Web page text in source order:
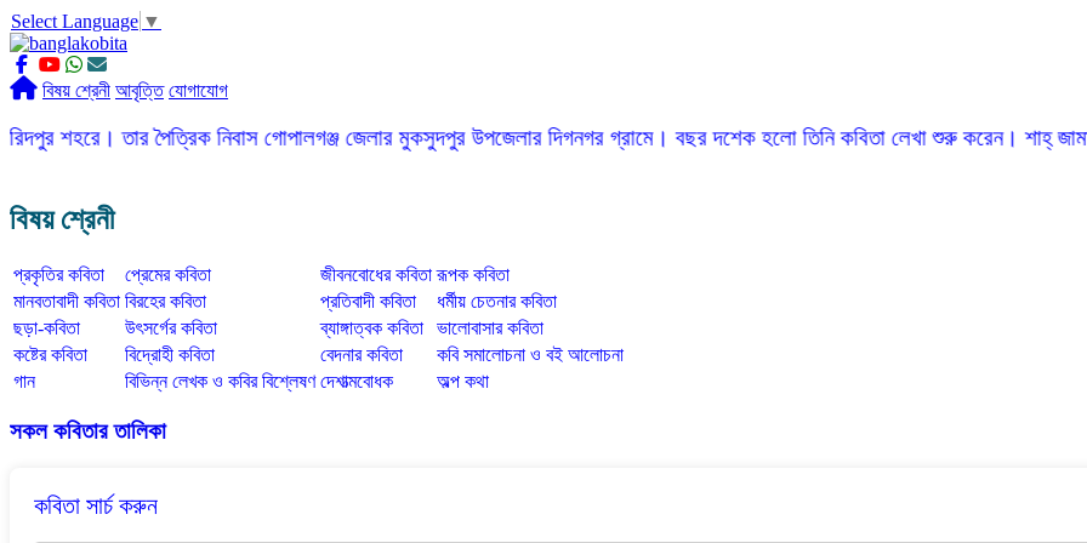
Select Language ▼
বিষয় শ্রেনী আবৃত্তি যোগাযোগ
তার পৈত্রিক নিবাস গোপালগঞ্জ জেলার মুকসুদপুর উপজেলার দিগনগর গ্রামে। বছর দশেক হলো তিনি কবিতা লেখা শুরু করেন। শাহ্
বিষয় শ্রেনী
প্রকৃতির কবিতা প্রেমের কবিতা জীবনবোধের কবিতা রূপক কবিতা
মানবতাবাদী কবিতা বিরহের কবিতা প্রতিবাদী কবিতা
ধর্মীয় চেতনার কবিতা
ছড়া-কবিতা
উৎসর্গের কবিতা ব্যাঙ্গাত্বক কবিতা
ভালোবাসার কবিতা
কষ্টের কবিতা
বিদ্রোহী কবিতা বেদনার কবিতা
কবি সমালোচনা ও বই আলোচনা
গান
বিভিন্ন লেখক ও কবির বিশ্লেষণ দেশাত্মবোধক অল্প কথা
সকল কবিতার তালিকা
কবিতা সার্চ করুন